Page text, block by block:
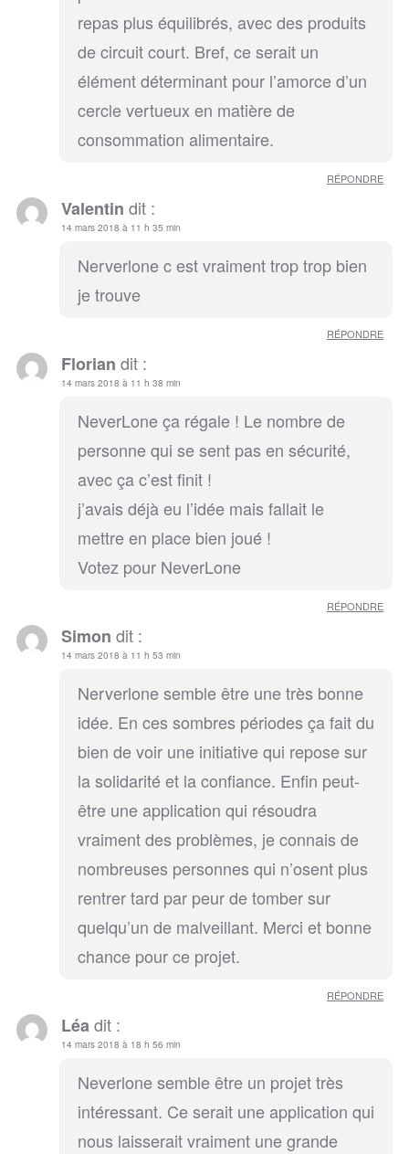
repas plus équilibrés, avec des produits
de circuit court. Bref, ce serait un
élément déterminant pour l’amorce d’un
cercle vertueux en matière de
consommation alimentaire.
RÉPONDRE
Valentin dit :
14 mars 2018 à 11 h 35 min
Nerverlone c est vraiment trop trop bien
je trouve
RÉPONDRE
Florian dit :
14 mars 2018 à 11 h 38 min
NeverLone ça régale ! Le nombre de
personne qui se sent pas en sécurité,
avec ça c’est finit !
j’avais déjà eu l’idée mais fallait le
mettre en place bien joué !
Votez pour NeverLone
RÉPONDRE
Simon dit :
14 mars 2018 à 11 h 53 min
Nerverlone semble être une très bonne
idée. En ces sombres périodes ça fait du
bien de voir une initiative qui repose sur
la solidarité et la confiance. Enfin peut-
être une application qui résoudra
vraiment des problèmes, je connais de
nombreuses personnes qui n’osent plus
rentrer tard par peur de tomber sur
quelqu’un de malveillant. Merci et bonne
chance pour ce projet.
RÉPONDRE
Léadit :
14 mars 2018 à 18 h 56 min
Neverlone semble être un projet très
intéressant. Ce serait une application qui
nous laisserait vraiment une grande